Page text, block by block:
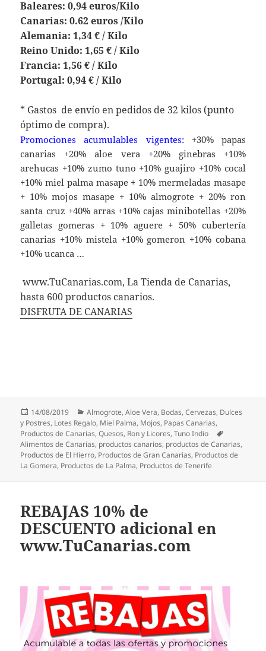
Baleares: 0,94 euros/Kilo
Canarias: 0.62 euros /Kilo
Alemania: 1,34 € / Kilo
Reino Unido: 1,65 € / Kilo
Francia: 1,56 € / Kilo
Portugal: 0,94 € / Kilo
* Gastos de envío en pedidos de 32 kilos (punto
óptimo de compra).
Promociones acumulables vigentes: +30% papas
canarias +20% aloe vera +20% ginebras +10%
arehucas +10% zumo tuno +10% guajiro +10% cocal
+10% miel palma masape + 10% mermeladas masape
+ 10% mojos masape + 10% almogrote + 20% ron
santa cruz +40% arras +10% cajas minibotellas +20%
galletas gomeras + 10% aguere + 50% cubertería
canarias +10% mistela +10% gomeron +10% cobana
+10% ucanca …
www.TuCanarias.com, La Tienda de Canarias,
hasta 600 productos canarios.
DISFRUTA DE CANARIAS
Publicado
el
14/08/2019 Categorías
Almogrote,Aloe Vera, Bodas,Cervezas, Dulces
y Postres, Lotes Regalo, Miel Palma, Mojos, Papas Canarias,
Productos de Canarias,Quesos, Ron y Licores,Tuno Indio
Alimentos de Canarias, productos canarios, productos de Canarias,
Productos de El Hierro, Productos de Gran Canarias, Productos de
La Gomera, Productos de La Palma, Productos de Tenerife
REBAJAS 10% de
DESCUENTO adicional en
www.TuCanarias.com